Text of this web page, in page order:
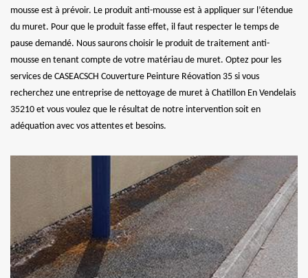
mousse est à prévoir. Le produit anti-mousse est à appliquer sur l’étendue
du muret. Pour que le produit fasse effet, il faut respecter le temps de
pause demandé. Nous saurons choisir le produit de traitement anti-
mousse en tenant compte de votre matériau de muret. Optez pour les
services de CASEACSCH Couverture Peinture Réovation 35 si vous
recherchez une entreprise de nettoyage de muret à Chatillon En Vendelais
35210 et vous voulez que le résultat de notre intervention soit en
adéquation avec vos attentes et besoins.